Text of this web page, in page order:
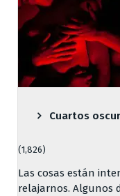
Cuartos
(1,826)
Las cosas están
relajarnos. Algunos